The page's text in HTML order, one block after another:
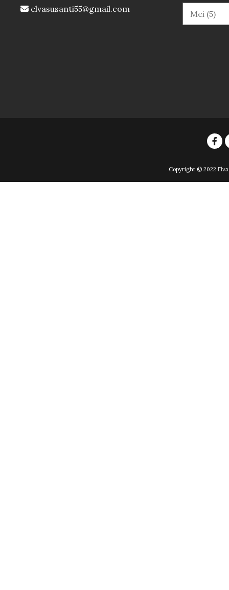
elvasusanti55@gmail.com
Copyright © 2022